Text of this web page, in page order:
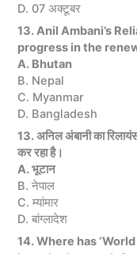
D. 07 अक्टूबर
13. Anil Ambani’s
progress in the
A. Bhutan
B. Nepal
C. Myanmar
D. Bangladesh
13. अनिल अंबानी का
कर रहा है।
A. भूटान
B. नेपाल
C. म्यांमार
D. बांग्लादेश
14. Where has